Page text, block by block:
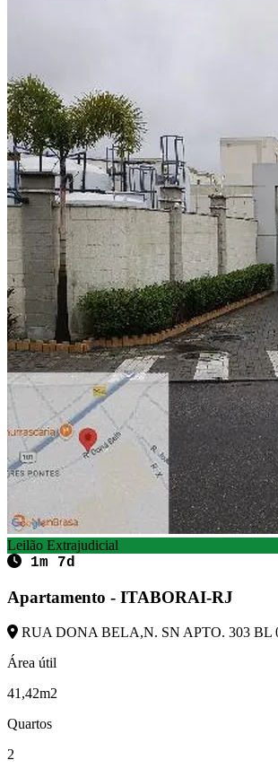
Leilão Extrajudicial
1m 7d
Apartamento - ITABORAI-RJ
RUA DONA BELA,N. SN APTO. 303 BL
Área útil
41,42m2
Quartos
2